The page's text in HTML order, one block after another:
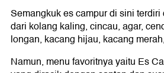
Semangkuk es campur di sini
dari kolang kaling, cincau, agar,
longan, kacang hijau, kacang
Namun, menu favoritnya yaitu Es